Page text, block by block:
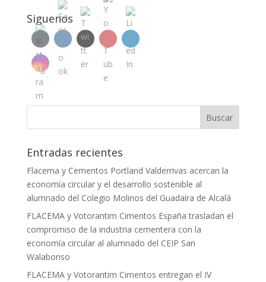
Siguenos
Entradas recientes
Flacema y Cementos Portland Valderrivas acercan la
economía circular y el desarrollo sostenible al
alumnado del Colegio Molinos del Guadaíra de Alcalá
FLACEMA y Votorantim Cimentos España trasladan el
compromiso de la industria cementera con la
economía circular al alumnado del CEIP San
Walabonso
FLACEMA y Votorantim Cimentos entregan el IV